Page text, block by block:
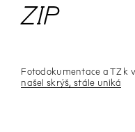
ZIP
Fotodokumentace a TZ k
našel skrýš, stále uniká